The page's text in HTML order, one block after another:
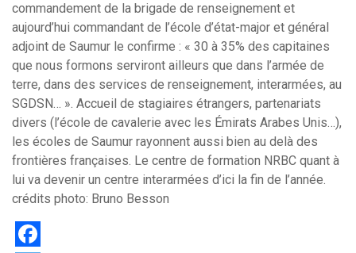
commandement de la brigade de renseignement et
aujourd’hui commandant de l’école d’état-major et général
adjoint de Saumur le confirme : « 30 à 35% des capitaines
que nous formons serviront ailleurs que dans l’armée de
terre, dans des services de renseignement, interarmées, au
SGDSN… ». Accueil de stagiaires étrangers, partenariats
divers (l’école de cavalerie avec les Émirats Arabes Unis…),
les écoles de Saumur rayonnent aussi bien au delà des
frontières françaises. Le centre de formation NRBC quant à
lui va devenir un centre interarmées d’ici la fin de l’année.
crédits photo: Bruno Besson